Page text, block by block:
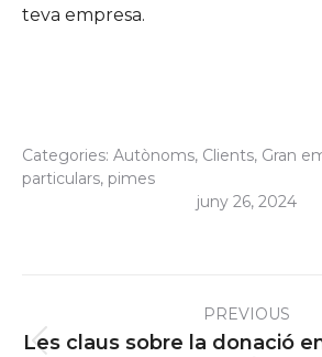
teva empresa.
Categories: Autònoms, Clients, Gran
particulars, pimes
juny 26, 2024
navigationPREVIOUS
Previous
Les claus sobre la donació